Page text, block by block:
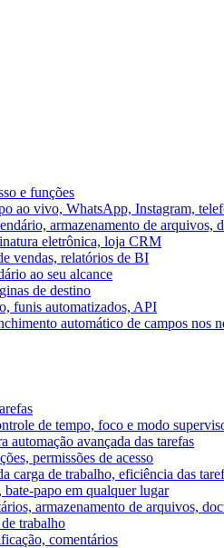
e funções
ao vivo, WhatsApp, Instagram,
armazenamento de arquivos,
eletrônica, loja CRM
vendas, relatórios de BI
ao seu alcance
de destino
funis automatizados, API
automático de campos nos
de tempo, foco e modo
automação avançada das tarefas
permissões de acesso
carga de trabalho, eficiência das
papo em qualquer lugar
armazenamento de arquivos,
trabalho
comentários